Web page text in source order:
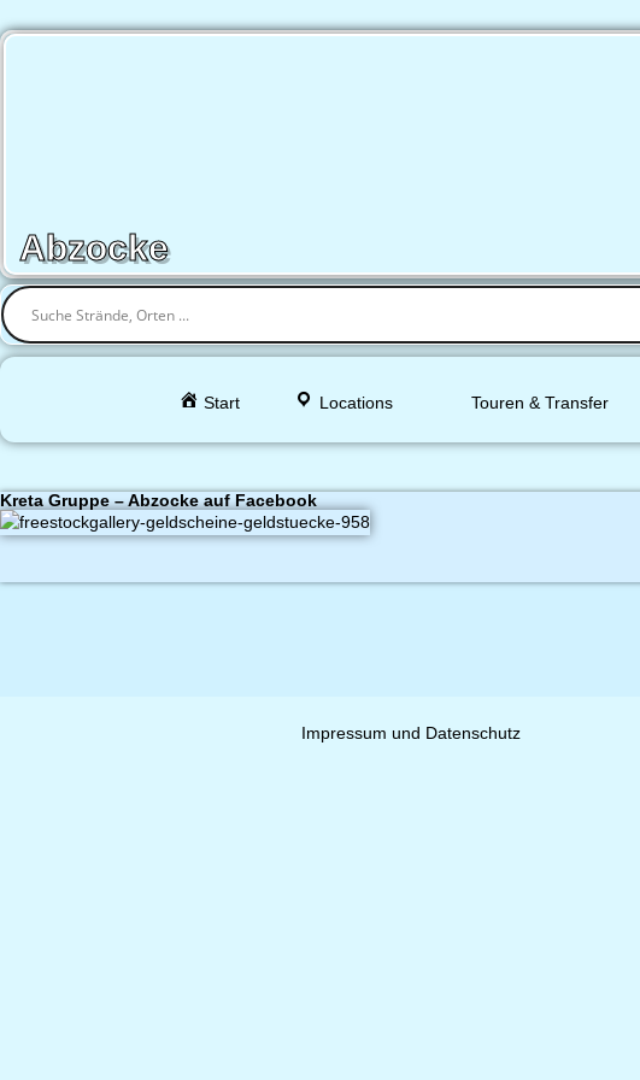
Abzocke
Start Locations Touren & Transfer
Kreta Gruppe – Abzocke auf Facebook
Impressum und Datenschutz